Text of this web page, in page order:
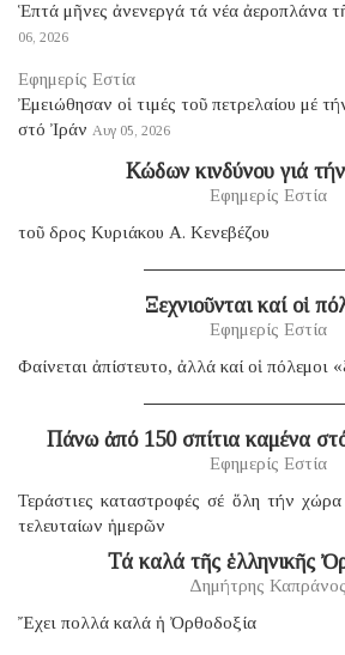
Ἑπτά μῆνες ἀνενεργά τά νέα ἀεροπλάνα
06, 2026
Εφημερίς Εστία
Ἐμειώθησαν οἱ τιμές τοῦ πετρελαίου μέ
στό Ἰράν Αυγ 05, 2026
Κώδων κινδύνου γιά
Εφημερίς Εστία
τοῦ δρος Κυριάκου Α. Κενεβέζου
Ξεχνιοῦνται καί οἱ
Εφημερίς Εστία
Φαίνεται ἀπίστευτο, ἀλλά καί οἱ πόλεμοι
Πάνω ἀπό 150 σπίτια καμένα
Εφημερίς Εστία
Τεράστιες καταστροφές σέ ὅλη τήν
τελευταίων ἡμερῶν
Τά καλά τῆς ἑλληνικῆς
Δημήτρης Καπράνος
Ἔχει πολλά καλά ἡ Ὀρθοδοξία